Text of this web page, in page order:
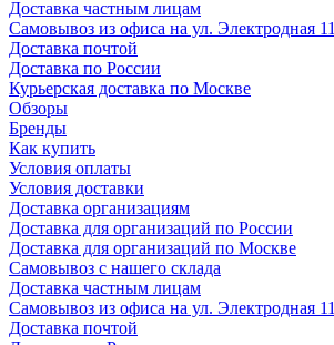
Доставка частным лицам
Самовывоз из офиса на ул. Электродная 11
Доставка почтой
Доставка по России
Курьерская доставка по Москве
Обзоры
Бренды
Как купить
Условия оплаты
Условия доставки
Доставка организациям
Доставка для организаций по России
Доставка для организаций по Москве
Самовывоз с нашего склада
Доставка частным лицам
Самовывоз из офиса на ул. Электродная 11
Доставка почтой